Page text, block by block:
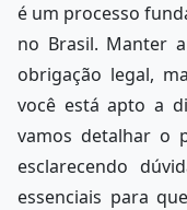
é um processo
no Brasil. Manter
obrigação legal,
você está apto a
vamos detalhar o
esclarecendo
essenciais para